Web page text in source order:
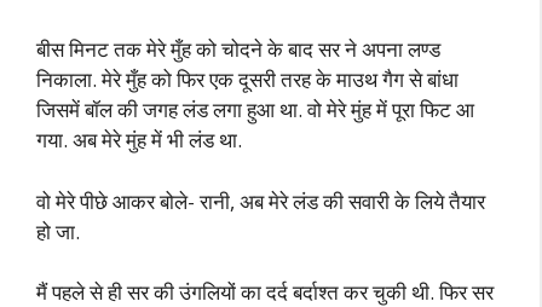
बीस मिनट तक मेरे मुँह को चोदने के बाद सर ने अपना लण्ड
निकाला. मेरे मुँह को फिर एक दूसरी तरह के माउथ गैग से बांधा
जिसमें बॉल की जगह लंड लगा हुआ था. वो मेरे मुंह में पूरा फिट आ
गया. अब मेरे मुंह में भी लंड था.
वो मेरे पीछे आकर बोले- रानी, अब मेरे लंड की सवारी के लिये तैयार
हो जा.
मैं पहले से ही सर की उंगलियों का दर्द बर्दाश्त कर चुकी थी. फिर सर